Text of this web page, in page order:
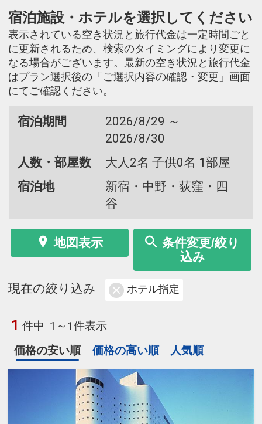
宿泊施設・ホテルを選択してください
表示されている空き状況と旅行代金は一定時間ごと
に更新されるため、検索のタイミングにより変更に
なる場合がございます。最新の空き状況と旅行代金
はプラン選択後の「ご選択内容の確認・変更」画面
にてご確認ください。
宿泊期間
2026/8/29 ～
2026/8/30
人数・部屋数
大人2名 子供0名 1部屋
宿泊地
新宿・中野・荻窪・四
谷
地図表示
条件変更/絞り
込み
現在の絞り込み ホテル指定
1 件中 1～1件表示
価格の安い順
価格の高い順 人気順